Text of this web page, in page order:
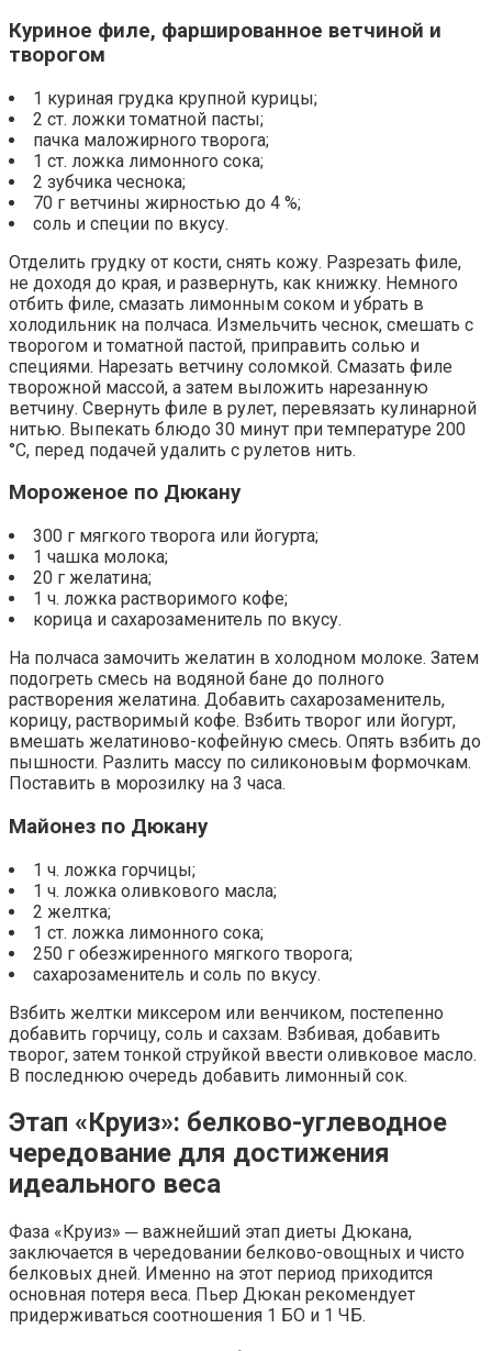
Куриное филе, фаршированное ветчиной и
творогом
1 куриная грудка крупной курицы;
2 ст. ложки томатной пасты;
пачка маложирного творога;
1 ст. ложка лимонного сока;
2 зубчика чеснока;
70 г ветчины жирностью до 4 %;
соль и специи по вкусу.
Отделить грудку от кости, снять кожу. Разрезать филе,
не доходя до края, и развернуть, как книжку. Немного
отбить филе, смазать лимонным соком и убрать в
холодильник на полчаса. Измельчить чеснок, смешать с
творогом и томатной пастой, приправить солью и
специями. Нарезать ветчину соломкой. Смазать филе
творожной массой, а затем выложить нарезанную
ветчину. Свернуть филе в рулет, перевязать кулинарной
нитью. Выпекать блюдо 30 минут при температуре 200
°С, перед подачей удалить с рулетов нить.
Мороженое по Дюкану
300 г мягкого творога или йогурта;
1 чашка молока;
20 г желатина;
1 ч. ложка растворимого кофе;
корица и сахарозаменитель по вкусу.
На полчаса замочить желатин в холодном молоке. Затем
подогреть смесь на водяной бане до полного
растворения желатина. Добавить сахарозаменитель,
корицу, растворимый кофе. Взбить творог или йогурт,
вмешать желатиново-кофейную смесь. Опять взбить до
пышности. Разлить массу по силиконовым формочкам.
Поставить в морозилку на 3 часа.
Майонез по Дюкану
1 ч. ложка горчицы;
1 ч. ложка оливкового масла;
2 желтка;
1 ст. ложка лимонного сока;
250 г обезжиренного мягкого творога;
сахарозаменитель и соль по вкусу.
Взбить желтки миксером или венчиком, постепенно
добавить горчицу, соль и сахзам. Взбивая, добавить
творог, затем тонкой струйкой ввести оливковое масло.
В последнюю очередь добавить лимонный сок.
Этап «Круиз»: белково-углеводное
чередование для достижения
идеального веса
Фаза «Круиз» ─ важнейший этап диеты Дюкана,
заключается в чередовании белково-овощных и чисто
белковых дней. Именно на этот период приходится
основная потеря веса. Пьер Дюкан рекомендует
придерживаться соотношения 1 БО и 1 ЧБ.